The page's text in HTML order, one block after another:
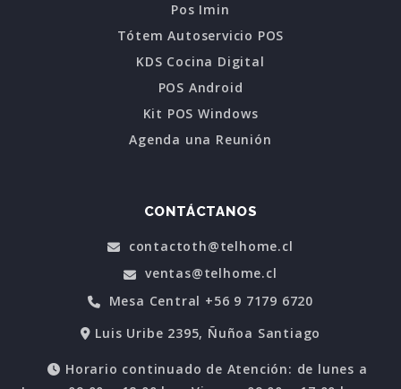
Pos Imin
Tótem Autoservicio POS
KDS Cocina Digital
POS Android
Kit POS Windows
Agenda una Reunión
CONTÁCTANOS
contactoth@telhome.cl
ventas@telhome.cl
Mesa Central +56 9 7179 6720
Luis Uribe 2395, Ñuñoa Santiago
Horario continuado de Atención: de lunes a